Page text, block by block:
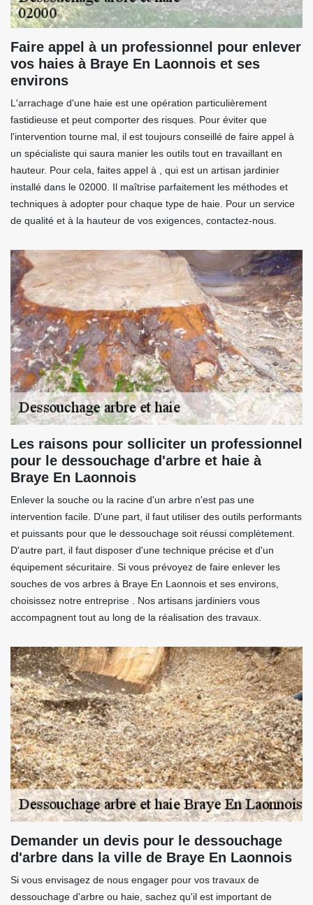
Faire appel à un professionnel pour enlever
vos haies à Braye En Laonnois et ses
environs
L'arrachage d'une haie est une opération particulièrement
fastidieuse et peut comporter des risques. Pour éviter que
l'intervention tourne mal, il est toujours conseillé de faire appel à
un spécialiste qui saura manier les outils tout en travaillant en
hauteur. Pour cela, faites appel à , qui est un artisan jardinier
installé dans le 02000. Il maîtrise parfaitement les méthodes et
techniques à adopter pour chaque type de haie. Pour un service
de qualité et à la hauteur de vos exigences, contactez-nous.
Les raisons pour solliciter un professionnel
pour le dessouchage d'arbre et haie à
Braye En Laonnois
Enlever la souche ou la racine d'un arbre n'est pas une
intervention facile. D'une part, il faut utiliser des outils performants
et puissants pour que le dessouchage soit réussi complètement.
D'autre part, il faut disposer d'une technique précise et d'un
équipement sécuritaire. Si vous prévoyez de faire enlever les
souches de vos arbres à Braye En Laonnois et ses environs,
choisissez notre entreprise . Nos artisans jardiniers vous
accompagnent tout au long de la réalisation des travaux.
Demander un devis pour le dessouchage
d'arbre dans la ville de Braye En Laonnois
Si vous envisagez de nous engager pour vos travaux de
dessouchage d'arbre ou haie, sachez qu'il est important de